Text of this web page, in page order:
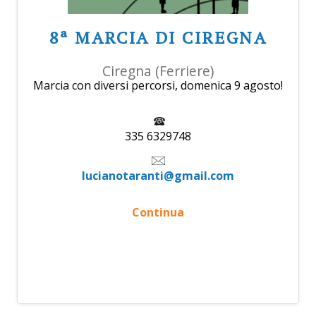
8ª MARCIA DI CIREGNA
Ciregna (Ferriere)
Marcia con diversi percorsi, domenica 9 agosto!
335 6329748
lucianotaranti@gmail.com
Continua